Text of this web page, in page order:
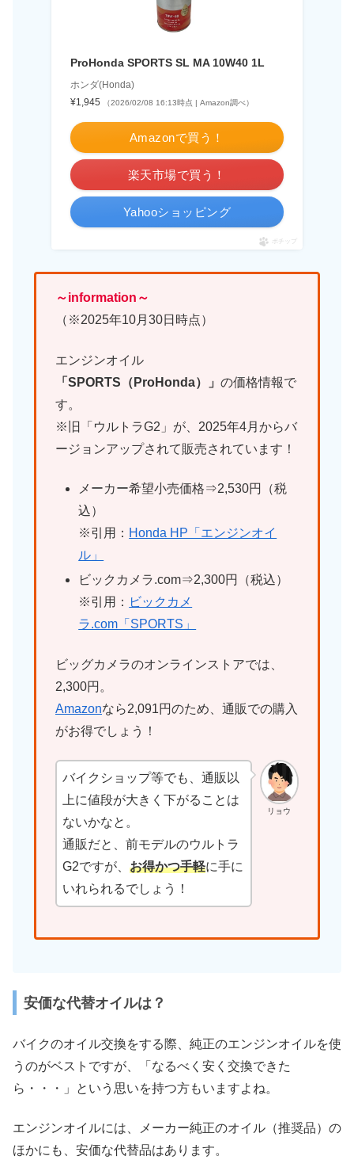
ProHonda SPORTS SL MA 10W40 1L
ホンダ(Honda)
¥1,945
（2026/02/08 16:13時点 | Amazon調べ）
Amazonで買う！
楽天市場で買う！
Yahooショッピング
ポチップ
～information～
（※2025年10月30日時点）
エンジンオイル
「SPORTS（ProHonda）」 の価格情報で
す。
※旧「ウルトラG2」が、2025年4月からバ
ージョンアップされて販売されています！
メーカー希望小売価格⇒2,530円（税
込）
※引用： Honda HP「エンジンオイ
ル」
ビックカメラ.com⇒2,300円（税込）
※引用： ビックカメ
ラ.com「SPORTS」
ビッグカメラのオンラインストアでは、
2,300円。
Amazonなら2,091円のため、通販での購入
がお得でしょう！
リョウ
バイクショップ等でも、通販以
上に値段が大きく下がることは
ないかなと。
通販だと、前モデルのウルトラ
G2ですが、 お得かつ手軽に手に
いれられるでしょう！
安価な代替オイルは？
バイクのオイル交換をする際、純正のエンジンオイルを使
うのがベストですが、「なるべく安く交換できた
ら・・・」という思いを持つ方もいますよね。
エンジンオイルには、メーカー純正のオイル（推奨品）の
ほかにも、安価な代替品はあります。